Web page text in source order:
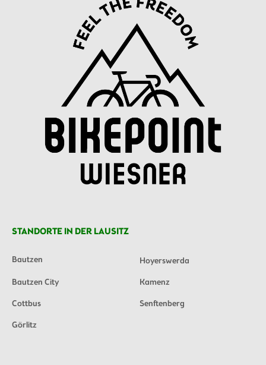
STANDORTE IN DER LAUSITZ
Bautzen
Hoyerswerda
Bautzen City
Kamenz
Cottbus
Senftenberg
Görlitz